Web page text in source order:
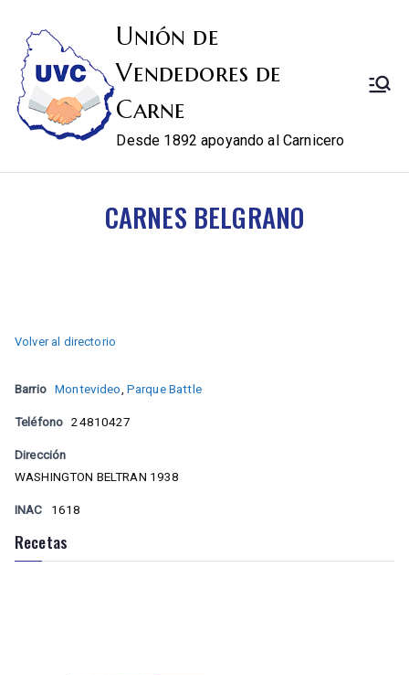
Unión de
Vendedores de
Carne
Desde 1892 apoyando al Carnicero
CARNES BELGRANO
Volver al directorio
Barrio Montevideo, Parque Battle
Teléfono 24810427
Dirección
WASHINGTON BELTRAN 1938
INAC 1618
Recetas